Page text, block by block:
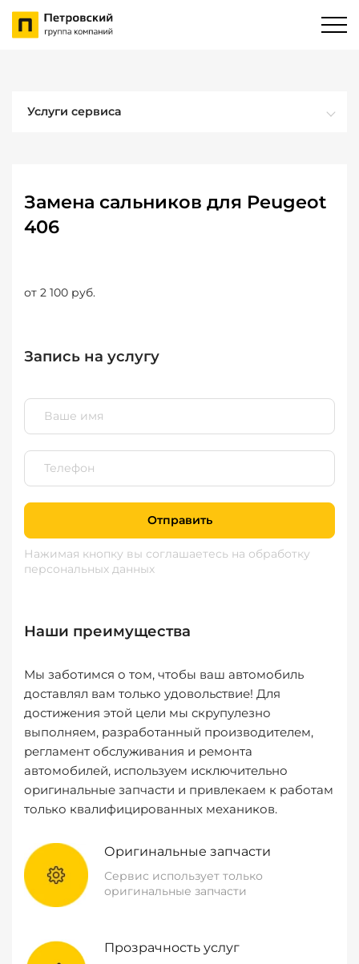
Услуги сервиса
Замена сальников для Peugeot
406
от 2 100 руб.
Запись на услугу
Отправить
Нажимая кнопку вы соглашаетесь на обработку
персональных данных
Наши преимущества
Мы заботимся о том, чтобы ваш автомобиль
доставлял вам только удовольствие! Для
достижения этой цели мы скрупулезно
выполняем, разработанный производителем,
регламент обслуживания и ремонта
автомобилей, используем исключительно
оригинальные запчасти и привлекаем к работам
только квалифицированных механиков.
Оригинальные запчасти
Сервис использует только
оригинальные запчасти
Прозрачность услуг